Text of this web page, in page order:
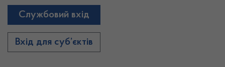
Службовий вхід
Вхід для суб’єктів